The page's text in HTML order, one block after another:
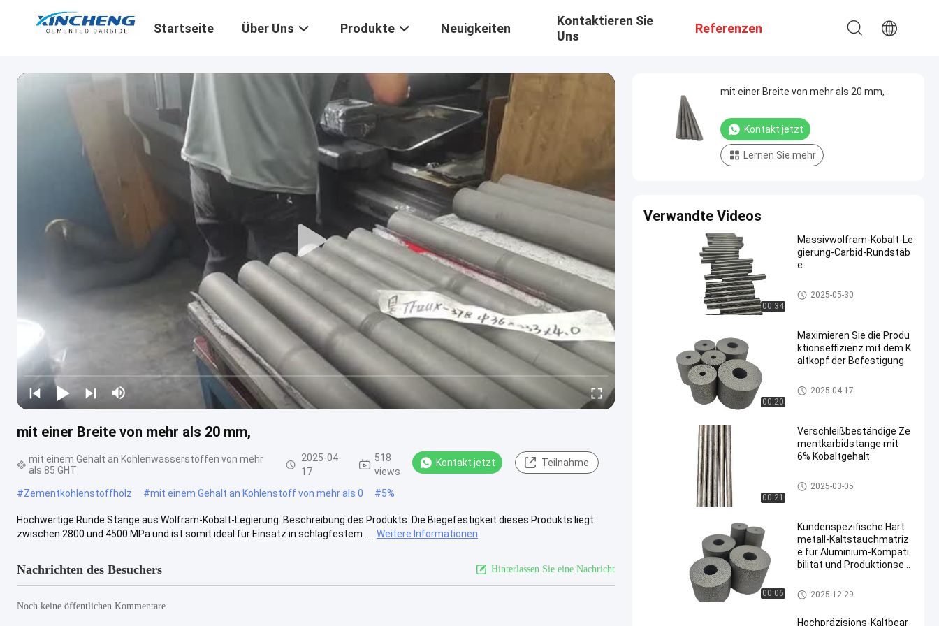
Startseite Über Uns Produkte Neuigkeiten
Kontaktieren Sie
Uns
Referenzen
mit einer Breite von mehr als 20 mm,
mit einem Gehalt an Kohlenwasserstoffen von mehr
als 85 GHT
2025-04-
17
518
views
Kontakt jetzt Teilnahme
#Zementkohlenstoffholz #mit einem Gehalt an Kohlenstoff von mehr als 0 #5%
Hochwertige Runde Stange aus Wolfram-Kobalt-Legierung. Beschreibung des Produkts: Die Biegefestigkeit dieses Produkts liegt
zwischen 2800 und 4500 MPa und ist somit ideal für Einsatz in schlagfestem ....
Weitere Informationen
Nachrichten des Besuchers Hinterlassen Sie eine Nachricht
Noch keine öffentlichen Kommentare
mit einer Breite von mehr als 20 mm,
Kontakt jetzt
Lernen Sie mehr
Verwandte Videos
00:34
Massivwolfram-Kobalt-Le
gierung-Carbid-Rundstäb
e
mit einem Gehalt an Kohlenwa
sserstoffen von mehr als 85 G
2025-05-30
00:20
Maximieren Sie die Produ
ktionseffizienz mit dem K
altkopf der Befestigung
mit einem Gehalt an Kohlenwa
sserstoffen von mehr als 85 G
2025-04-17
00:21
Verschleißbeständige Ze
mentkarbidstange mit
6% Kobaltgehalt
mit einem Gehalt an Kohlenwa
sserstoffen von mehr als 85 G
2025-03-05
00:06
Kundenspezifische Hart
metall-Kaltstauchmatriz
e für Aluminium-Kompati
bilität und Produktionseffi
mit einem Gehalt an Kohlenwa
sserstoffen von mehr als 85 G
2025-12-29
Hochpräzisions-Kaltbear